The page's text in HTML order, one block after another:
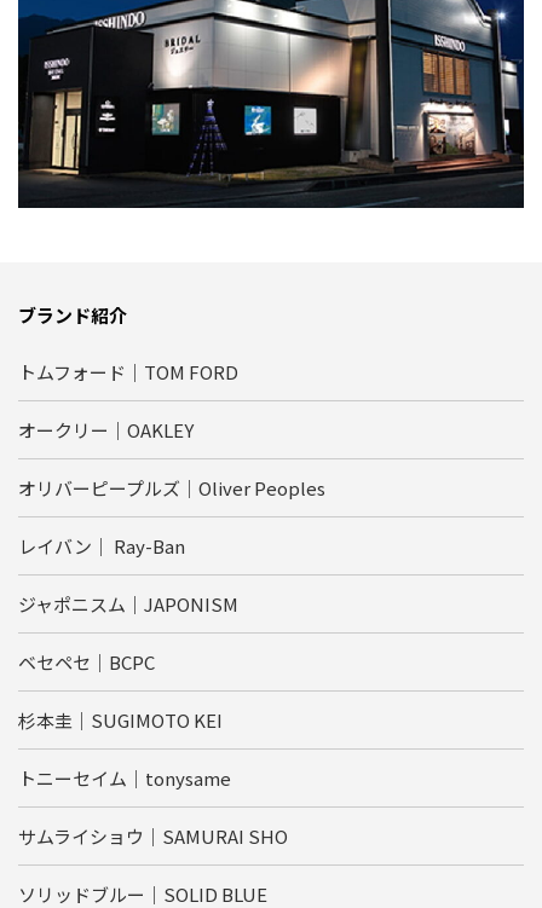
ブランド紹介
トムフォード｜TOM FORD
オークリー｜OAKLEY
オリバーピープルズ｜Oliver Peoples
レイバン｜ Ray-Ban
ジャポニスム｜JAPONISM
ベセペセ｜BCPC
杉本圭｜SUGIMOTO KEI
トニーセイム｜tonysame
サムライショウ｜SAMURAI SHO
ソリッドブルー｜SOLID BLUE